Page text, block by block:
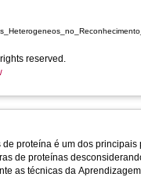
reserved.
proteína é um dos
de proteínas
as técnicas da